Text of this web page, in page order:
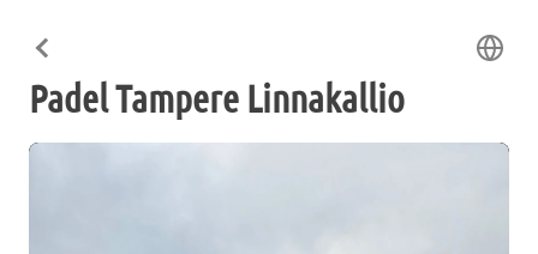
Padel Tampere Linnakallio